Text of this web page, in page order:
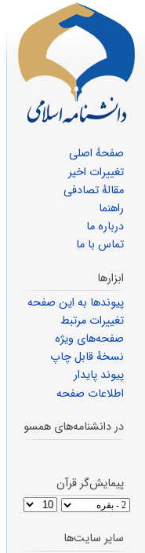
صفحهٔ اصلی
تغییرات اخیر
مقالهٔ تصادفی
راهنما
درباره ما
تماس با ما
ابزارها
پیوندها به این صفحه
تغییرات مرتبط
صفحه‌های ویژه
نسخهٔ قابل چاپ
پیوند پایدار
اطلاعات صفحه
در دانشنامه‌های همسو
پیمایش‌گر قرآن
سایر سایت‌ها